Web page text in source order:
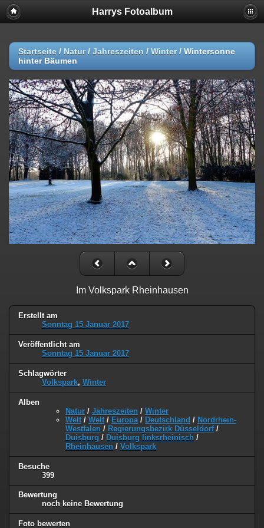
Harrys Fotoalbum
Startseite / Natur/ Jahreszeiten / Winter/ Wintersonne
hinter Bäumen
Im Volkspark Rheinhausen
Erstellt am
Sonntag 15 Januar 2017
Veröffentlicht am
Sonntag 15 Januar 2017
Schlagwörter
Volkspark, Winter
Alben
Natur / Jahreszeiten / Winter
Welt / Welt / Europa / Deutschland / Nordrhein-
Westfalen / Regierungsbezirk Düsseldorf/
Duisburg / Duisburg linksrheinisch /
Rheinhausen / Volkspark
Besuche
399
Bewertung
noch keine Bewertung
Foto bewerten